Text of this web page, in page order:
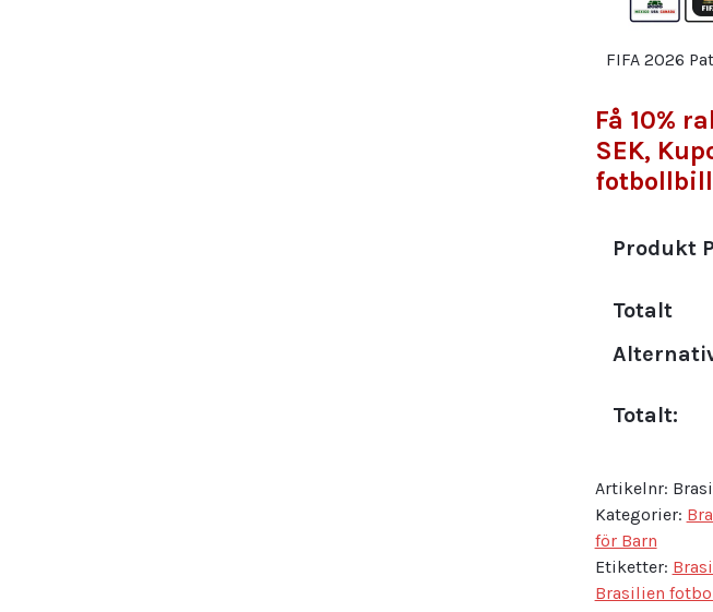
mängd
FIFA 2026
Få 10%
SEK,
Produkt
Totalt
Totalt:
Artikelnr:
Kategorier:
för Barn
Etiketter:
Brasilien